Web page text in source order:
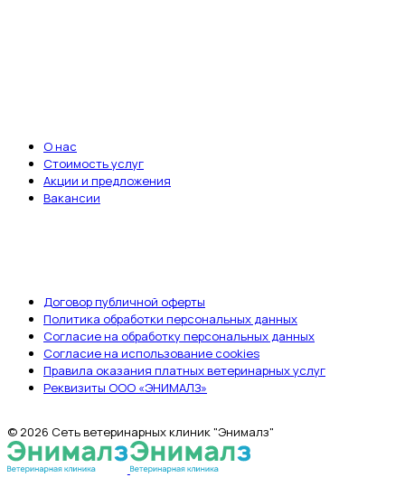
О нас
Стоимость услуг
Акции и предложения
Вакансии
Договор публичной оферты
Политика обработки персональных данных
Согласие на обработку персональных данных
Согласие на использование cookies
Правила оказания платных ветеринарных услуг
Реквизиты ООО «ЭНИМАЛЗ»
© 2026 Сеть ветеринарных клиник "Энималз"